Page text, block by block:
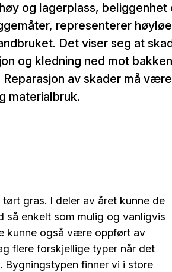
og lagerplass, beliggenhet
representerer
Det viser seg at
og kledning ned mot
av skader må
materialbruk.
gras. I deler av året kunne de
så enkelt som mulig og vanligvis
kunne også være oppført av
flere forskjellige typer når det
Bygningstypen finner vi i store